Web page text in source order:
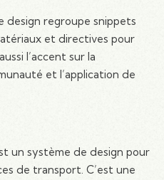
design regroupe snippets
et directives pour
l’accent sur la
et l’application de
un système de design pour
de transport. C’est une